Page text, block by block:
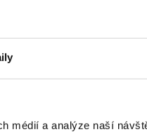
médií a analýze naší